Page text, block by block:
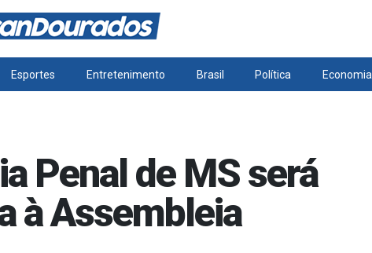
Esportes Entretenimento Brasil Política Economia
Penal de MS será
à Assembleia